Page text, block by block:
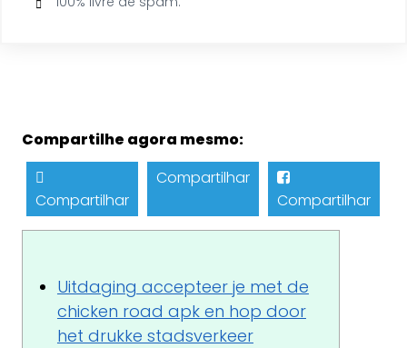
Compartilhe agora mesmo:
Compartilhar
Compartilhar
Compartilhar
Uitdaging accepteer je met de
chicken road apk en hop door
het drukke stadsverkeer